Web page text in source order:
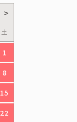
土
1
8
15
22